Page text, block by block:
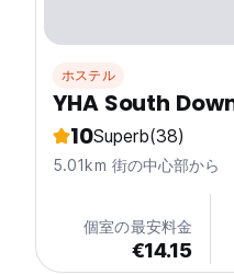
ホステル
YHA South
10Superb(38)
5.01km 街の中心部から
個室の最安料金
€14.15